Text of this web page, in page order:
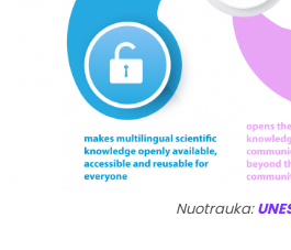
Nuotrauka: